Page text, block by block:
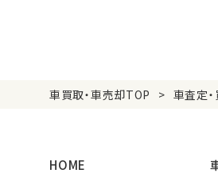
車買取・車売却TOP 車査定
HOME